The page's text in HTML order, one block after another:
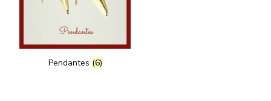
Pendantes (6)